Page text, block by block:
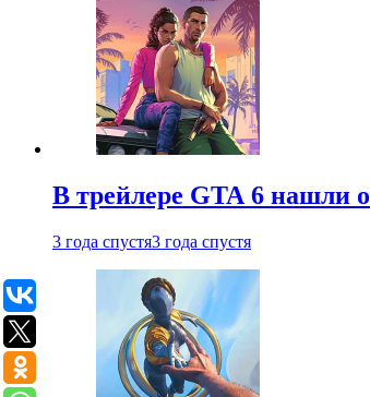
В трейлере GTA 6 нашли
3 года спустя3 года спустя